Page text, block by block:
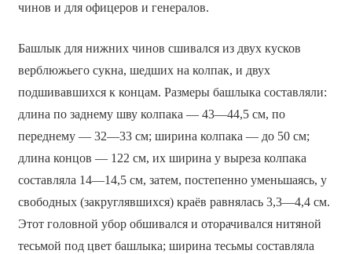
чинов и для офицеров и генералов.
Башлык для нижних чинов сшивался из двух кусков
верблюжьего сукна, шедших на колпак, и двух
подшивавшихся к концам. Размеры башлыка составляли:
длина по заднему шву колпака — 43—44,5 см, по
переднему — 32—33 см; ширина колпака — до 50 см;
длина концов — 122 см, их ширина у выреза колпака
составляла 14—14,5 см, затем, постепенно уменьшаясь, у
свободных (закруглявшихся) краёв равнялась 3,3—4,4 см.
Этот головной убор обшивался и оторачивался нитяной
тесьмой под цвет башлыка; ширина тесьмы составляла